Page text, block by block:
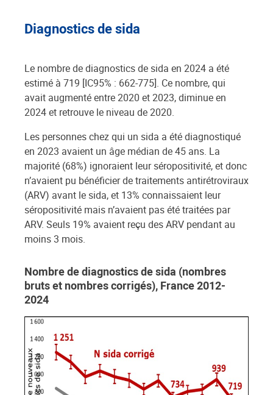
Diagnostics de sida
Le nombre de diagnostics de sida en 2024 a été
estimé à 719 [IC95% : 662-775]. Ce nombre, qui
avait augmenté entre 2020 et 2023, diminue en
2024 et retrouve le niveau de 2020.
Les personnes chez qui un sida a été diagnostiqué
en 2023 avaient un âge médian de 45 ans. La
majorité (68%) ignoraient leur séropositivité, et donc
n’avaient pu bénéficier de traitements antirétroviraux
(ARV) avant le sida, et 13% connaissaient leur
séropositivité mais n’avaient pas été traitées par
ARV. Seuls 19% avaient reçu des ARV pendant au
moins 3 mois.
Nombre de diagnostics de sida (nombres
bruts et nombres corrigés), France 2012-
2024